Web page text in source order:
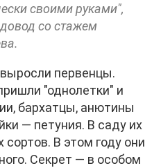
своими руками",
со стажем
первенцы.
"однолетки" и
бархатцы, анютины
— петуния. В саду их
сортов. В этом году они
Секрет — в особом